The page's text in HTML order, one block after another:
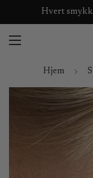
Hvert
Hjem